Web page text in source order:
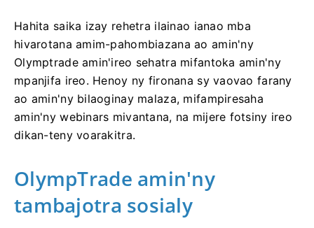
Hahita saika izay rehetra ilainao ianao mba
hivarotana amim-pahombiazana ao amin'ny
Olymptrade amin'ireo sehatra mifantoka amin'ny
mpanjifa ireo. Henoy ny fironana sy vaovao farany
ao amin'ny bilaoginay malaza, mifampiresaha
amin'ny webinars mivantana, na mijere fotsiny ireo
dikan-teny voarakitra.
OlympTrade amin'ny
tambajotra sosialy